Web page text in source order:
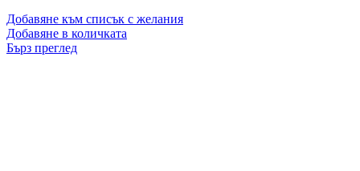
Добавяне към списък с желания
Добавяне в количката
Бърз преглед